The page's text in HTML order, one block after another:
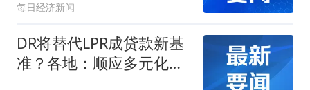
的期待
每日经济新闻
DR将替代LPR成贷款新基
准？各地：顺应多元化基